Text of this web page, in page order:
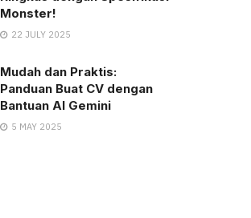
Monster!
22 JULY 2025
Mudah dan Praktis:
Panduan Buat CV dengan
Bantuan AI Gemini
5 MAY 2025